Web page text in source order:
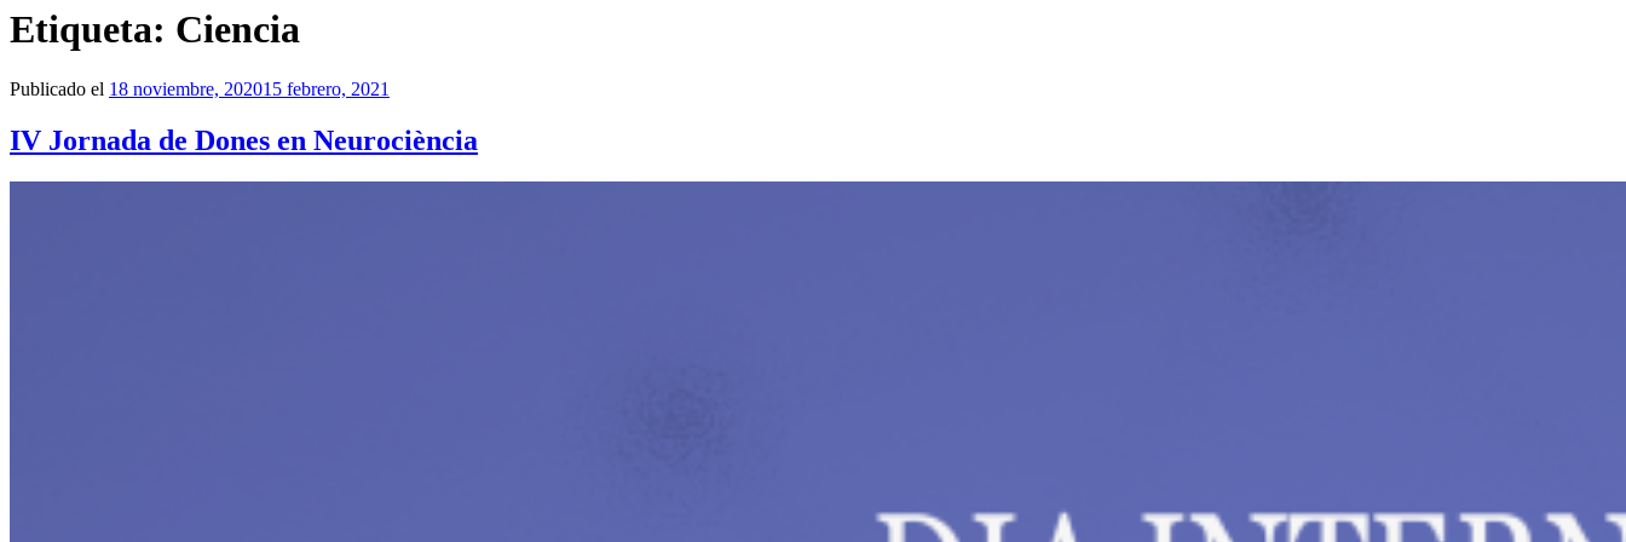
Etiqueta: Ciencia
Publicado el 18 noviembre, 202015 febrero, 2021
IV Jornada de Dones en Neurociència